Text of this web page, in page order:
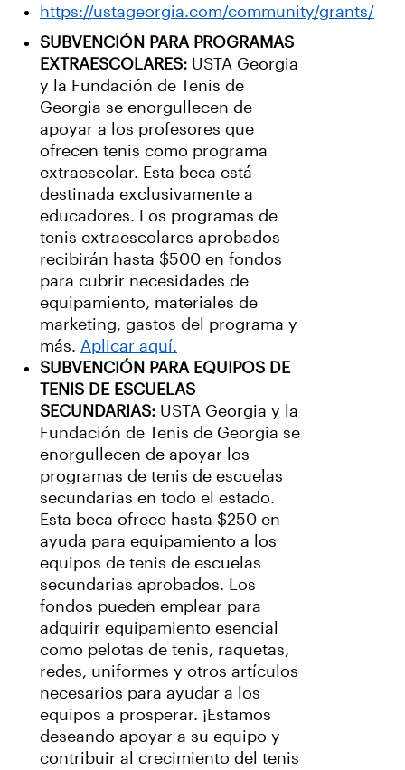
https://ustageorgia.com/community/grants/
SUBVENCIÓN PARA PROGRAMAS
EXTRAESCOLARES: USTA Georgia
y la Fundación de Tenis de
Georgia se enorgullecen de
apoyar a los profesores que
ofrecen tenis como programa
extraescolar. Esta beca está
destinada exclusivamente a
educadores. Los programas de
tenis extraescolares aprobados
recibirán hasta $500 en fondos
para cubrir necesidades de
equipamiento, materiales de
marketing, gastos del programa y
más. Aplicar aquí.
SUBVENCIÓN PARA EQUIPOS DE
TENIS DE ESCUELAS
SECUNDARIAS: USTA Georgia y la
Fundación de Tenis de Georgia se
enorgullecen de apoyar los
programas de tenis de escuelas
secundarias en todo el estado.
Esta beca ofrece hasta $250 en
ayuda para equipamiento a los
equipos de tenis de escuelas
secundarias aprobados. Los
fondos pueden emplear para
adquirir equipamiento esencial
como pelotas de tenis, raquetas,
redes, uniformes y otros artículos
necesarios para ayudar a los
equipos a prosperar. ¡Estamos
deseando apoyar a su equipo y
contribuir al crecimiento del tenis